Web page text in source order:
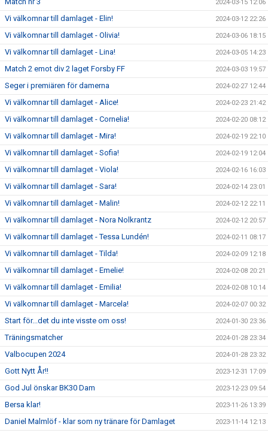
2024-03-15 12:06
Vi välkomnar till damlaget - Elin! 2024-03-12 22:26
Vi välkomnar till damlaget - Olivia! 2024-03-06 18:15
Vi välkomnar till damlaget - Lina! 2024-03-05 14:23
Match 2 emot div 2 laget Forsby FF 2024-03-03 19:57
Seger i premiären för damerna 2024-02-27 12:44
Vi välkomnar till damlaget - Alice! 2024-02-23 21:42
Vi välkomnar till damlaget - Cornelia! 2024-02-20 08:12
Vi välkomnar till damlaget - Mira! 2024-02-19 22:10
Vi välkomnar till damlaget - Sofia! 2024-02-19 12:04
Vi välkomnar till damlaget - Viola! 2024-02-16 16:03
Vi välkomnar till damlaget - Sara! 2024-02-14 23:01
Vi välkomnar till damlaget - Malin! 2024-02-12 22:11
Vi välkomnar till damlaget - Nora Nolkrantz 2024-02-12 20:57
Vi välkomnar till damlaget - Tessa Lundén! 2024-02-11 08:17
Vi välkomnar till damlaget - Tilda! 2024-02-09 12:18
Vi välkomnar till damlaget - Emelie! 2024-02-08 20:21
Vi välkomnar till damlaget - Emilia! 2024-02-08 10:14
Vi välkomnar till damlaget - Marcela! 2024-02-07 00:32
Start för...det du inte visste om oss! 2024-01-30 23:36
Träningsmatcher 2024-01-28 23:34
Valbocupen 2024 2024-01-28 23:32
Gott Nytt År!! 2023-12-31 17:09
God Jul önskar BK30 Dam 2023-12-23 09:54
Bersa klar! 2023-11-26 13:39
Daniel Malmlöf - klar som ny tränare för Damlaget 2023-11-14 12:13